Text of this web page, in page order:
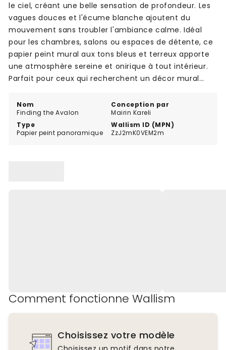
Nom
Finding the Avalon
Conception par
Mairin Kareli
Type
Papier peint panoramique
Wallism ID (MPN)
ZzJ2mK0VEM2m
le ciel, créant une belle sensation de profondeur. Les
vagues douces et l'écume blanche ajoutent du
mouvement sans troubler l'ambiance calme. Idéal
pour les chambres, salons ou espaces de détente, ce
papier peint mural aux tons bleus et terreux apporte
une atmosphère sereine et onirique à tout intérieur.
Parfait pour ceux qui recherchent un décor mural
Comment fonctionne Wallism
Choisissez votre modèle